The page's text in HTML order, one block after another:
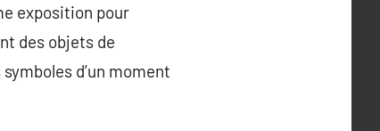
exposition pour
des objets de
d’un moment